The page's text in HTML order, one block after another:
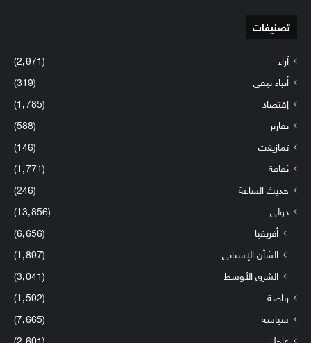
تصنيفات
آراء
(2٬971)
أنباء تيفي
(319)
إقتصاد
(1٬785)
تقارير
(588)
تمازيغت
(146)
ثقافة
(1٬771)
حديث الساعة
(246)
دولي
(13٬856)
أفريقيا
(6٬656)
الشأن الإسباني
(1٬897)
الشرق الأوسط
(3٬041)
رياضة
(1٬592)
سياسة
(7٬665)